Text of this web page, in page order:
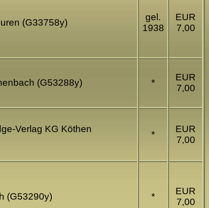
(G33758y)
gel.
1938
EUR
7,00
(G53288y) *
EUR
7,00
Verlag KG Köthen
*
EUR
7,00
(G53290y) *
EUR
7,00